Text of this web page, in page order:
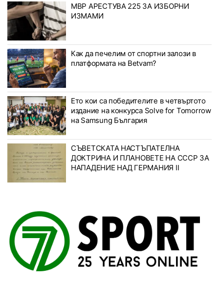
МВР АРЕСТУВА 225 ЗА ИЗБОРНИ
ИЗМАМИ
Как да печелим от спортни залози в
платформата на Betvam?
Ето кои са победителите в четвъртото
издание на конкурса Solve for Tomorrow
на Samsung България
СЪВЕТСКАТА НАСТЪПАТЕЛНА
ДОКТРИНА И ПЛАНОВЕТЕ НА СССР ЗА
НАПАДЕНИЕ НАД ГЕРМАНИЯ II